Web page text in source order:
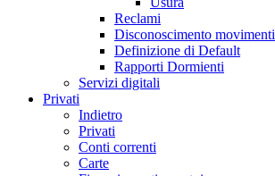
Reclami
Disconoscimento movimenti
Definizione di Default
Rapporti Dormienti
Servizi digitali
Privati
Indietro
Privati
Conti correnti
Carte